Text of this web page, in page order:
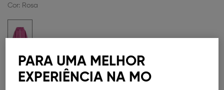
Cor: Rosa
Guia de Tamanhos
PARA UMA MELHOR
EXPERIÊNCIA NA MO